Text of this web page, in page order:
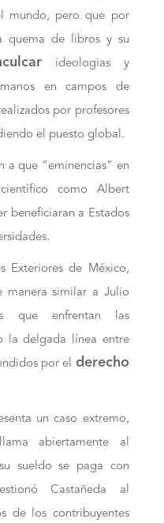
mundo, pero que por
quema de libros y su
ideologias y
en campos de
por profesores
el puesto global.
a que “eminencias” en
como Albert
beneficiaran a Estados
Exteriores de México,
manera similar a Julio
que enfrentan las
la delgada línea entre
por el derecho
un caso extremo,
abiertamente al
sueldo se paga con
Castañeda al
de los contribuyentes